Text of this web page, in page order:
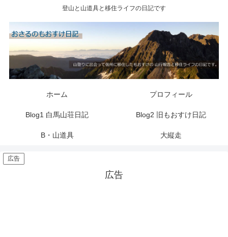
登山と山道具と移住ライフの日記です
ホーム プロフィール
Blog1 白馬山荘日記 Blog2 旧もおすけ日記
B・山道具 大縦走
広告
広告